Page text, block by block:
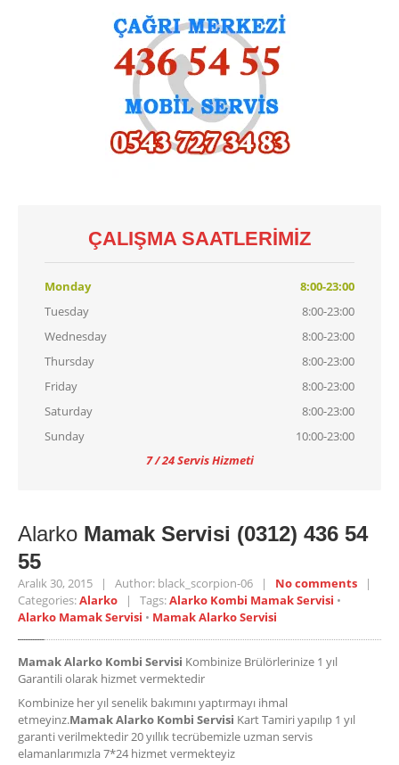
Kart Tamiri
İLETIŞIM
ÇALIŞMA SAATLERIMIZ
Monday
8:00-23:00
Tuesday
8:00-23:00
Wednesday
8:00-23:00
Thursday
8:00-23:00
Friday
8:00-23:00
Saturday
8:00-23:00
Sunday
10:00-23:00
7 / 24 Servis Hizmeti
Alarko Mamak Servisi (0312) 436 54
55
Aralık 30, 2015 | Author: black_scorpion-06 | No comments |
Categories:Alarko | Tags:Alarko Kombi Mamak Servisi •
Alarko Mamak Servisi • Mamak Alarko Servisi
Mamak Alarko Kombi Servisi Kombinize Brülörlerinize 1 yıl
Garantili olarak hizmet vermektedir
Kombinize her yıl senelik bakımını yaptırmayı ihmal
etmeyinz.Mamak Alarko Kombi Servisi Kart Tamiri yapılıp 1 yıl
garanti verilmektedir 20 yıllık tecrübemizle uzman servis
elamanlarımızla 7*24 hizmet vermekteyiz